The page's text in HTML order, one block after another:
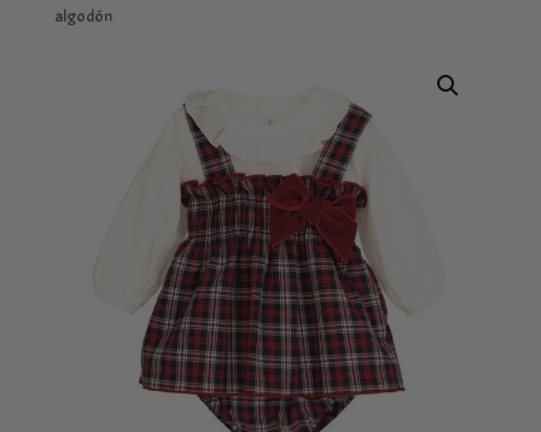
algodón